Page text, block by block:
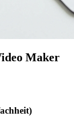
Maker